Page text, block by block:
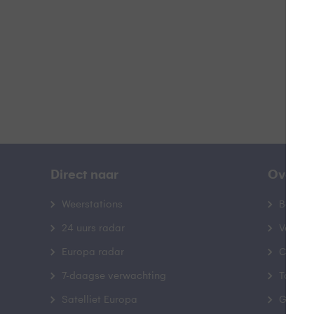
Direct naar
Weerstations
24 uurs radar
Europa radar
7-daagse verwachting
Satelliet Europa
Over
Contact